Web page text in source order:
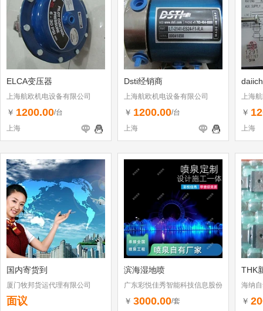
ELCA变压器
上海航欧机电设备有限公司
￥ 1200.00/台
上海
Dsti经销商
上海航欧机电设备有限公司
￥ 1200.00/台
上海
上海
￥
上海
国内寄货到
厦门牧邦货运代理有限公司
面议
滨海湿地喷
广东彩悦佳秀智能科技信息股份
有限公司
￥ 3000.00/套
THK
海纳
司
￥